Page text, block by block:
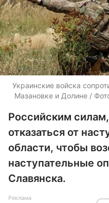
Украинские войска
Мазановке и Долине /
Российским
отказаться от
области, чтобы
наступательные
Славянска.
Реклама